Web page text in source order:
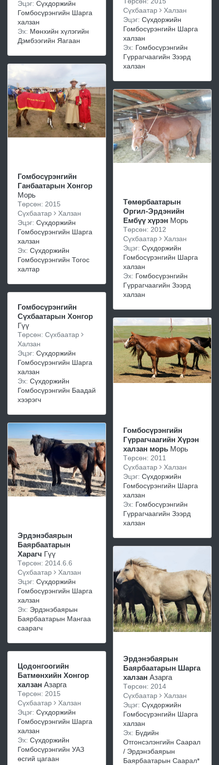
Эцэг: Сүхдоржийн
Гомбосүрэнгийн Шарга
халзан
Эх: Мөнхийн хүлэгийн
Дэмбээгийн Яагаан
Гомбосүрэнгийн
Ганбаатарын Хонгор
Морь
Төрсөн: 2015
Сүхбаатар
Халзан
Эцэг: Сүхдоржийн
Гомбосүрэнгийн Шарга
халзан
Эх: Сүхдоржийн
Гомбосүрэнгийн Тогос
халтар
Гомбосүрэнгийн
Сүхбаатарын Хонгор
Гүү
Төрсөн: Сүхбаатар
Халзан
Эцэг: Сүхдоржийн
Гомбосүрэнгийн Шарга
халзан
Эх: Сүхдоржийн
Гомбосүрэнгийн Баадай
хээрэгч
Эрдэнэбаярын
Баярбаатарын
Харагч Гүү
Төрсөн: 2014.6.6
Сүхбаатар
Халзан
Эцэг: Сүхдоржийн
Гомбосүрэнгийн Шарга
халзан
Эх: Эрдэнэбаярын
Баярбаатарын Мангаа
саарагч
Цодонгоогийн
Батмөнхийн Хонгор
халзан Азарга
Төрсөн: 2015
Сүхбаатар
Халзан
Эцэг: Сүхдоржийн
Гомбосүрэнгийн Шарга
халзан
Эх: Сүхдоржийн
Гомбосүрэнгийн УАЗ
өсгий цагаан
Сүхбаатар
Халзан
Эцэг: Сүхдоржийн
Гомбосүрэнгийн Шарга
халзан
Эх: Гомбосүрэнгийн
Гүррагчаагийн Зээрд
халзан
Төмөрбаатарын
Оргил-Эрдэнийн
Ембүү хүрэн Морь
Төрсөн: 2012
Сүхбаатар
Халзан
Эцэг: Сүхдоржийн
Гомбосүрэнгийн Шарга
халзан
Эх: Гомбосүрэнгийн
Гүррагчаагийн Зээрд
халзан
Гомбосүрэнгийн
Гүррагчаагийн Хүрэн
халзан морь Морь
Төрсөн: 2011
Сүхбаатар
Халзан
Эцэг: Сүхдоржийн
Гомбосүрэнгийн Шарга
халзан
Эх: Гомбосүрэнгийн
Гүррагчаагийн Зээрд
халзан
Эрдэнэбаярын
Баярбаатарын Шарга
халзан Азарга
Төрсөн: 2014
Сүхбаатар
Халзан
Эцэг: Сүхдоржийн
Гомбосүрэнгийн Шарга
халзан
Эх: Бүдийн
Отгонсэлэнгийн Саарал
/ Эрдэнэбаярын
Баярбаатарын Саарал*